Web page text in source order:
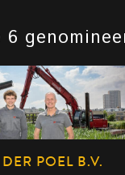
6
POEL B.V.